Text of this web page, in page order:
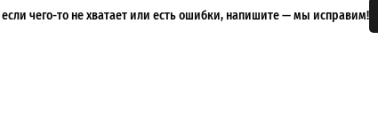
чего-то не хватает или есть ошибки, напишите — мы исправим!